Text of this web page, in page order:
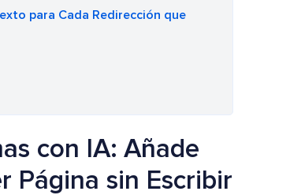
para Cada Redirección que
con IA: Añade
Página sin Escribir